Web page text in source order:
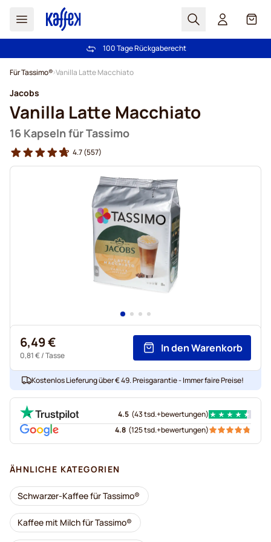
Suchen Cart
Kostenlos Lieferung über € 49
100 Tage Rückgaberecht
Für Tassimo® Vanilla Latte Macchiato
Jacobs
Vanilla Latte Macchiato
16 Kapseln für Tassimo
4.7(557)
6,49 €
0,81 €/ Tasse
In den Warenkorb
Kostenlos Lieferung über € 49. Preisgarantie - Immer faire Preise!
4.5 (43 tsd.+bewertungen)
4.8 (125 tsd.+bewertungen)
ÄHNLICHE KATEGORIEN
Schwarzer-Kaffee für Tassimo®
Kaffee mit Milch für Tassimo®